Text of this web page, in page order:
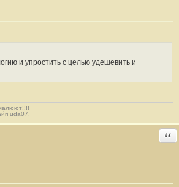
и упростить с целью удешевить и
uda07.